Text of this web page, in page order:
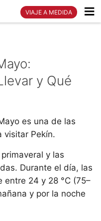
VIAJE A MEDIDA
y Qué
es una de las
visitar Pekín.
y las
Durante el día, las
entre 24 y 28 °C (75–
y por la noche